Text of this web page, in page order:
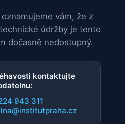
vám, že z
údržby je tento
dočasně nedostupný.
kontaktujte
943 311